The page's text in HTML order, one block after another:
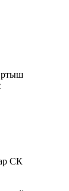
СК